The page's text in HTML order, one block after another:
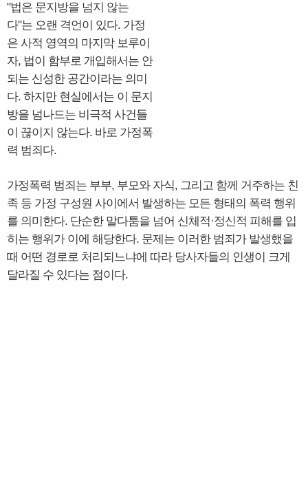
"법은 문지방을 넘지 않는
다"는 오랜 격언이 있다. 가정
은 사적 영역의 마지막 보루이
자, 법이 함부로 개입해서는 안
되는 신성한 공간이라는 의미
다. 하지만 현실에서는 이 문지
방을 넘나드는 비극적 사건들
이 끊이지 않는다. 바로 가정폭
력 범죄다.
가정폭력 범죄는 부부, 부모와 자식, 그리고 함께 거주하는 친
족 등 가정 구성원 사이에서 발생하는 모든 형태의 폭력 행위
를 의미한다. 단순한 말다툼을 넘어 신체적·정신적 피해를 입
히는 행위가 이에 해당한다. 문제는 이러한 범죄가 발생했을
때 어떤 경로로 처리되느냐에 따라 당사자들의 인생이 크게
달라질 수 있다는 점이다.